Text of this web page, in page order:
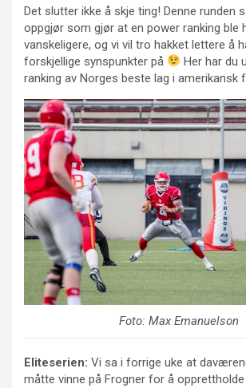
Det slutter ikke å skje ting! Denne runden
oppgjør som gjør at en power ranking ble
vanskeligere, og vi vil tro hakket lettere å
forskjellige synspunkter på
Her har du
ranking av Norges beste lag i amerikansk
Foto: Max Emanuelson
Eliteserien: Vi sa i forrige uke at
måtte vinne på Frogner for å